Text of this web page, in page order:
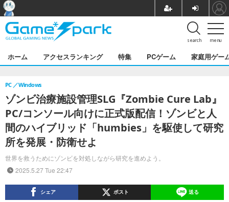
menu
search
ホーム アクセスランキング 特集 PCゲーム 家庭用ゲー
ゾンビ治療施設管理SLG『Zombie Cure Lab』
PC/コンソール向けに正式版配信！ゾンビと人
間のハイブリッド「humbies」を駆使して研究
所を発展・防衛せよ
世界を救うためにゾンビを対処しながら研究を進めよう。
PC Windows
2025.5.27 Tue 22:47
シェア ポスト 送る